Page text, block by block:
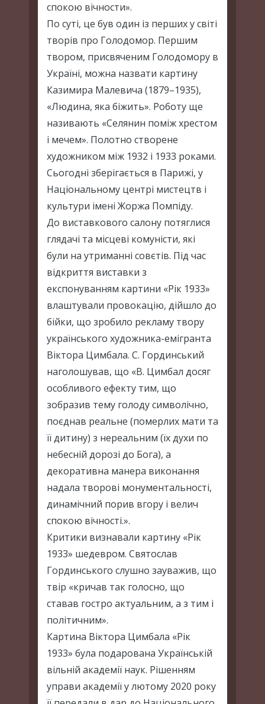
спокою вічности».
По суті, це був один із перших у світі
творів про Голодомор. Першим
твором, присвяченим Голодомору в
Україні, можна назвати картину
Казимира Малевича (1879–1935),
«Людина, яка біжить». Роботу ще
називають «Селянин поміж хрестом
і мечем». Полотно створене
художником між 1932 і 1933 роками.
Сьогодні зберігається в Парижі, у
Національному центрі мистецтв і
культури імені Жоржа Помпіду.
До виставкового салону потяглися
глядачі та місцеві комуністи, які
були на утриманні совєтів. Під час
відкриття виставки з
експонуванням картини «Рік 1933»
влаштували провокацію, дійшло до
бійки, що зробило рекламу твору
українського художника-емігранта
Віктора Цимбала. С. Гординський
наголошував, що «В. Цимбал досяг
особливого ефекту тим, що
зобразив тему голоду символічно,
поєднав реальне (померлих мати та
її дитину) з нереальним (їх духи по
небесній дорозі до Бога), а
декоративна манера виконання
надала творові монументальності,
динамічний порив вгору і велич
спокою вічності.».
Критики визнавали картину «Рік
1933» шедевром. Святослав
Гординського слушно зауважив, що
твір «кричав так голосно, що
ставав гостро актуальним, а з тим і
політичним».
Картина Віктора Цимбала «Рік
1933» була подарована Українській
вільній академії наук. Рішенням
управи академії у лютому 2020 року